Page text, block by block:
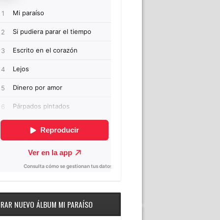
NUEVO ÁLBUM MI PARAÍSO